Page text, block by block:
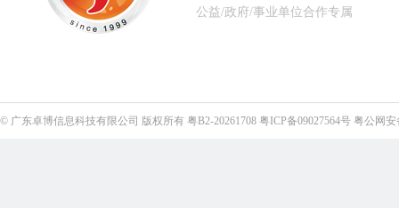
公益/政府/事业单位合作专属
© 广东卓博信息科技有限公司 版权所有 粤B2-20261708 粤ICP备09027564号 粤公网安